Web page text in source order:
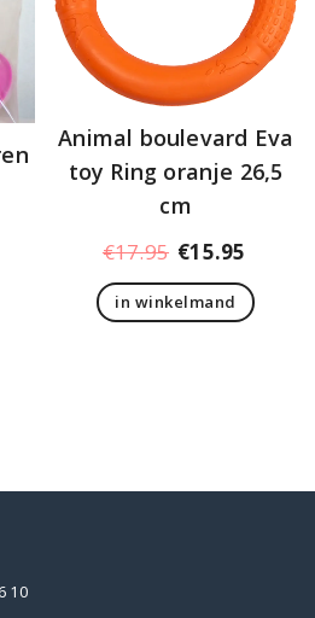
Animal boulevard Eva
toy Ring oranje 26,5
cm
€17.95
prijs
was:
€15.95
is:
in winkelmand
10